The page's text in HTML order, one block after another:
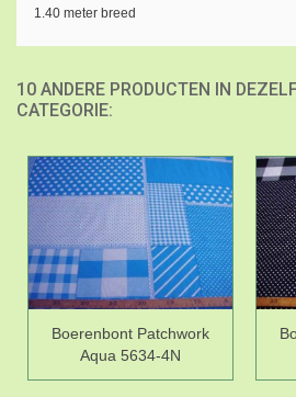
1.40 meter breed
10 ANDERE PRODUCTEN IN
CATEGORIE:
Boerenbont Patchwork
Aqua 5634-4N